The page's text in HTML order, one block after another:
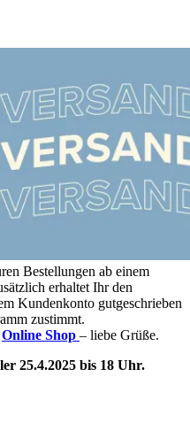
Bestellungen ab einem
erhaltet Ihr den
Kundenkonto gutgeschrieben
zustimmt.
Online Shop – liebe Grüße.
25.4.2025 bis 18 Uhr.